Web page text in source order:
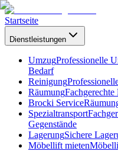
Startseite
Dienstleistungen
UmzugProfessionelle
Bedarf
Reinigung
Räumung
Brocki Service
Spezialtransport
Gegenstände
LagerungSichere
Möbellift mieten